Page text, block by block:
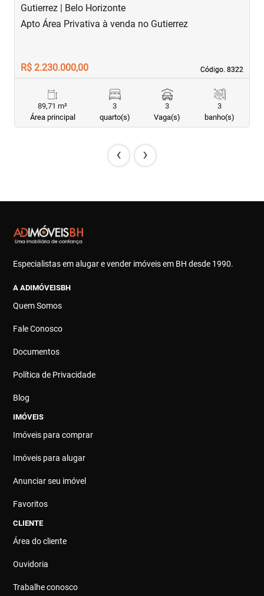
Gutierrez | Belo Horizonte
Código. 8322
Código. 8322
Apto Área Privativa à venda no Gutierrez
R$ 2.230.000,00
89,71 m²
Área principal
3
quarto(s)
3
Vaga(s)
3
banho(s)
‹ ›
Especialistas em alugar e vender imóveis em BH desde 1990.
A ADIMÓVEISBH
Quem Somos
Fale Conosco
Documentos
Política de Privacidade
Blog
IMÓVEIS
Imóveis para comprar
Imóveis para alugar
Anunciar seu imóvel
Favoritos
CLIENTE
Área do cliente
Ouvidoria
Trabalhe conosco